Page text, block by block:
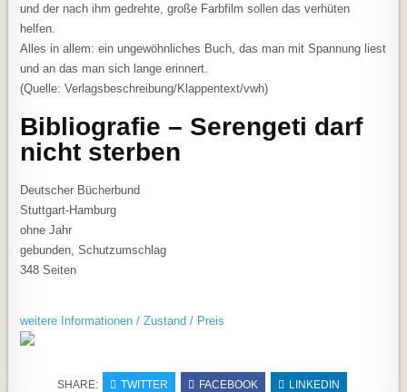
und der nach ihm gedrehte, große Farbfilm sollen das verhüten
helfen.
Alles in allem: ein ungewöhnliches Buch, das man mit Spannung liest
und an das man sich lange erinnert.
(Quelle: Verlagsbeschreibung/Klappentext/vwh)
Bibliografie – Serengeti darf
nicht sterben
Deutscher Bücherbund
Stuttgart-Hamburg
ohne Jahr
gebunden, Schutzumschlag
348 Seiten
weitere Informationen / Zustand / Preis
SHARE: TWITTER FACEBOOK LINKEDIN